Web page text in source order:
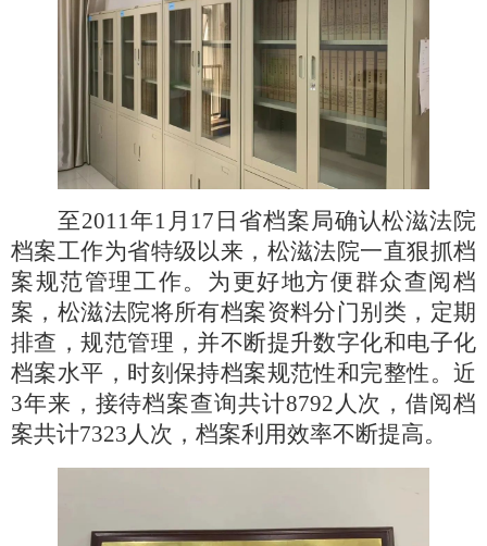
至2011年1月17日省档案局确认松滋法院
档案工作为省特级以来，松滋法院一直狠抓档
案规范管理工作。为更好地方便群众查阅档
案，松滋法院将所有档案资料分门别类，定期
排查，规范管理，并不断提升数字化和电子化
档案水平，时刻保持档案规范性和完整性。近
3年来，接待档案查询共计8792人次，借阅档
案共计7323人次，档案利用效率不断提高。